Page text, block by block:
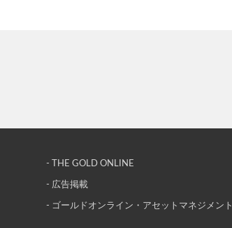
- THE GOLD ONLINE
- 広告掲載
- ゴールドオンライン・アセットマネジメント